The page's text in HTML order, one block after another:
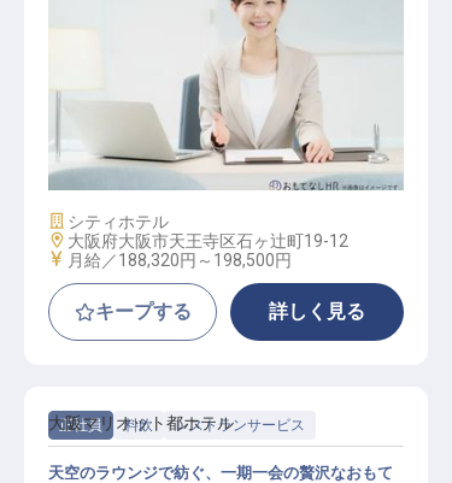
施設業態
シティホテル
勤務地
大阪府大阪市天王寺区石ヶ辻町19-12
給与
月給／188,320円～ 198,500円
キープする 詳しく見る
正社員 料飲 レストランサービス
大阪マリオット都ホテル
天空のラウンジで紡ぐ、一期一会の贅沢なおもて